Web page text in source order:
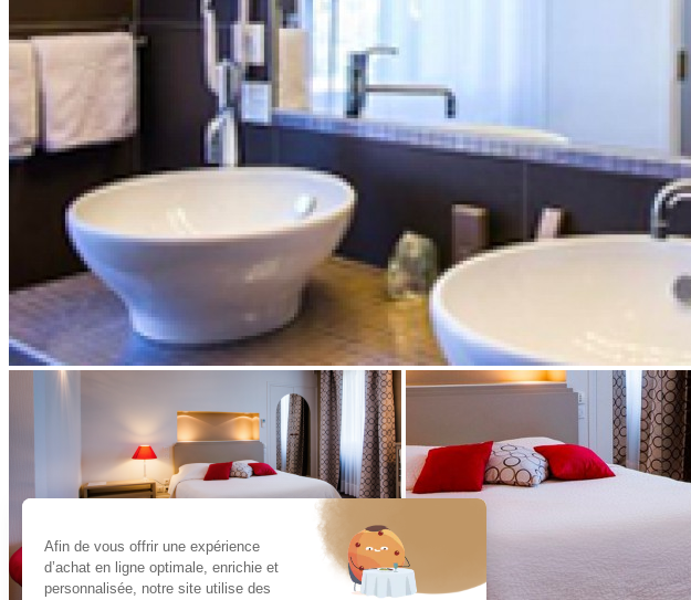
Afin de vous offrir une expérience
d’achat en ligne optimale, enrichie et
personnalisée, notre site utilise des